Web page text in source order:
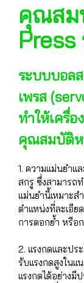
คุณสม
ระบบบอล
เพรส
ทำให้เครื่
คุณสมบัติห
1. ความแม่นยำแ
สกรู ซึ่งสามารถ
แม่นยำนี้เหมาะส
ตำแหน่งที่ละเอี
การตอกย้ำ หรือ
2. แรงกดและป
รับแรงกดสูงในแ
แรงกดได้อย่างมี